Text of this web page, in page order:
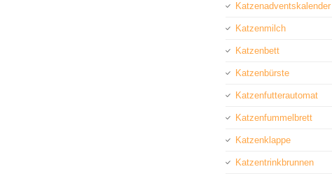
Katzenadventskalender
Katzenmilch
Katzenbett
Katzenbürste
Katzenfutterautomat
Katzenfummelbrett
Katzenklappe
Katzentrinkbrunnen